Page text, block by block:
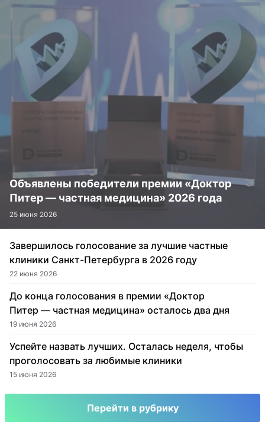
Объявлены победители премии «Доктор
Питер — частная медицина» 2026 года
25 июня 2026
Завершилось голосование за лучшие частные
клиники Санкт-Петербурга в 2026 году
22 июня 2026
До конца голосования в премии «Доктор
Питер — частная медицина» осталось два дня
19 июня 2026
Успейте назвать лучших. Осталась неделя, чтобы
проголосовать за любимые клиники
15 июня 2026
Перейти в рубрику